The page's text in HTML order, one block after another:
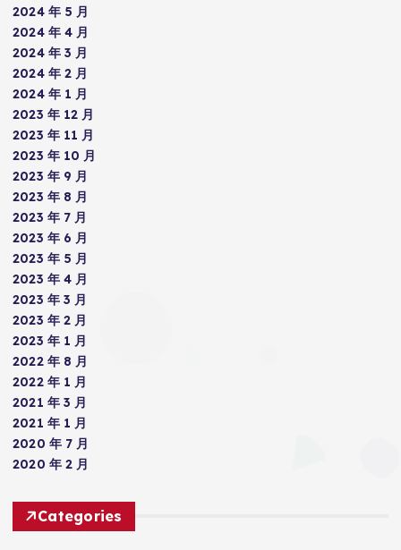
2024 年 5 月
2024 年 4 月
2024 年 3 月
2024 年 2 月
2024 年 1 月
2023 年 12 月
2023 年 11 月
2023 年 10 月
2023 年 9 月
2023 年 8 月
2023 年 7 月
2023 年 6 月
2023 年 5 月
2023 年 4 月
2023 年 3 月
2023 年 2 月
2023 年 1 月
2022 年 8 月
2022 年 1 月
2021 年 3 月
2021 年 1 月
2020 年 7 月
2020 年 2 月
Categories